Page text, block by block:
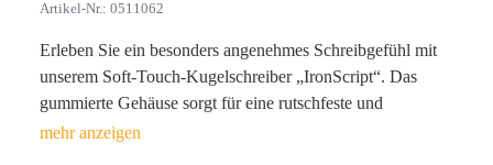
Artikel-Nr.: 0511062
Erleben Sie ein besonders angenehmes Schreibgefühl mit
unserem Soft-Touch-Kugelschreiber „IronScript“. Das
gummierte Gehäuse sorgt für eine rutschfeste und
komfortable Haptik, während die eleganten